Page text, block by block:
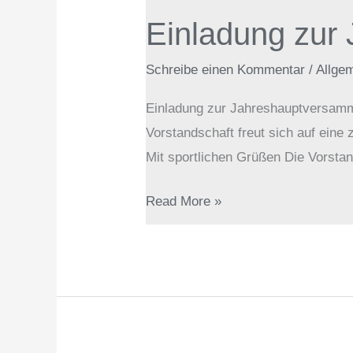
Einladung zur
Schreibe einen Kommentar /
Einladung zur
Vorstandschaft freut sich auf eine
Mit sportlichen Grüßen Die
Jahreshauptversammlung
Read More »